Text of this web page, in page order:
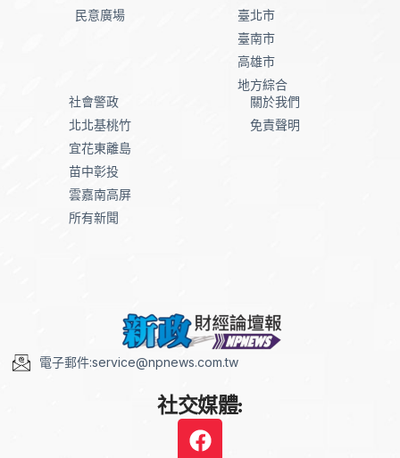
民意廣場
臺北市
臺南市
高雄市
地方綜合
社會警政
北北基桃竹
宜花東離島
苗中彰投
雲嘉南高屏
所有新聞
關於我們
免責聲明
電子郵件:service@npnews.com.tw
社交媒體: